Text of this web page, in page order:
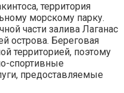
территория
морскому парку.
части залива Лаганас
острова. Береговая
территорией, поэтому
спортивные
предоставляемые